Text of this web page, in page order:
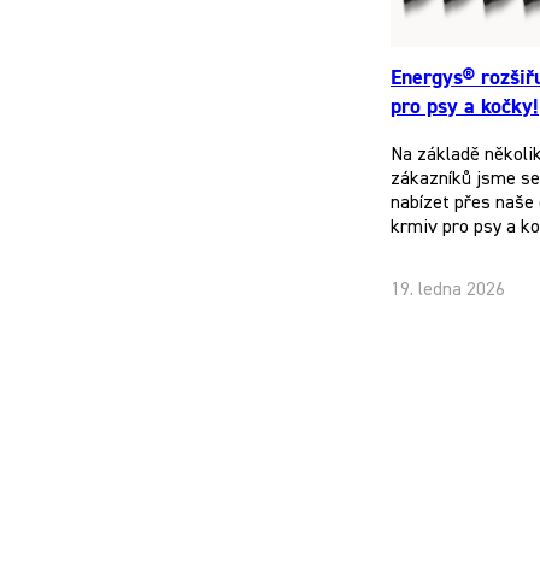
Energys®
pro psy a kočky!
Na základě
zákazníků jsme
nabízet přes
krmiv pro psy a
19. ledna 2026